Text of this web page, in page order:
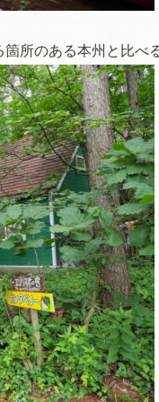
所のある本州と比べ